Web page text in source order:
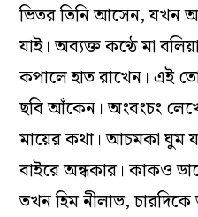
ভিতর তিনি আসেন, যখন
যাই। অব‌্যক্ত কণ্ঠে মা
কপালে হাত রাখেন। এই
ছবি আঁকেন। অংবংচং
মায়ের কথা। আচমকা ঘুম
বাইরে অন্ধকার। কাকও
তখন হিম নীলাভ, চারদিকে